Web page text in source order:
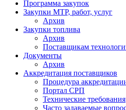
Программа закупок
Закупки МТР, работ, услуг
Архив
Закупки топлива
Архив
Поставщикам
Документы
Архив
Аккредитация поставщиков
Процедура
Портал СРП
Технические требования
Часто задаваемые